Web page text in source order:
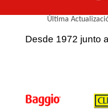
Última
Desde 1972 junto